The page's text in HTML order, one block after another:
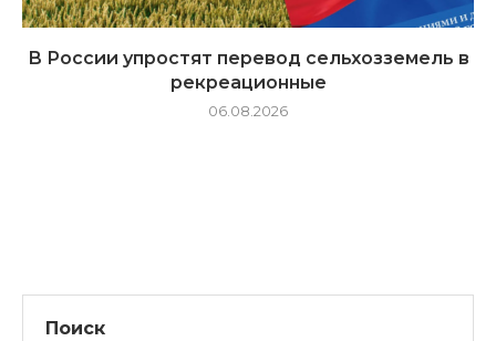
В России упростят перевод сельхозземель в
рекреационные
06.08.2026
Поиск